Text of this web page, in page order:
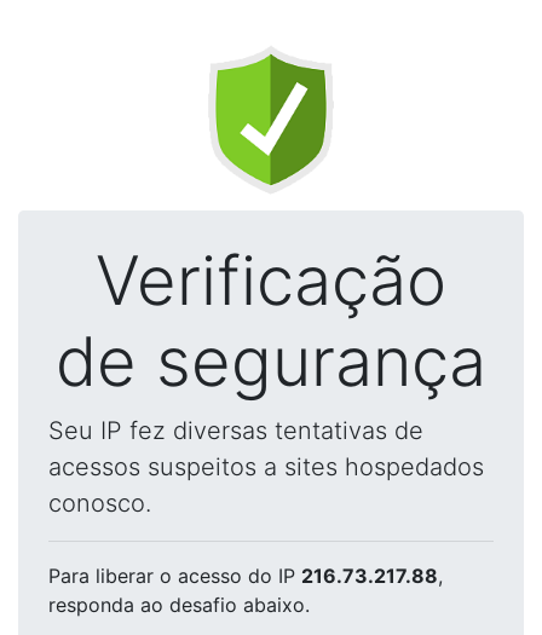
Verificação
de segurança
Seu IP fez diversas tentativas de
acessos suspeitos a sites hospedados
conosco.
Para liberar o acesso do IP 216.73.217.88,
responda ao desafio abaixo.